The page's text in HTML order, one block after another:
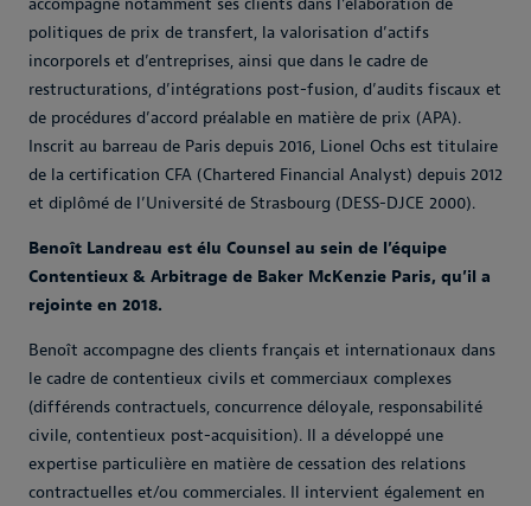
accompagne notamment ses clients dans l’élaboration de
politiques de prix de transfert, la valorisation d’actifs
incorporels et d’entreprises, ainsi que dans le cadre de
restructurations, d’intégrations post-fusion, d’audits fiscaux et
de procédures d’accord préalable en matière de prix (APA).
Inscrit au barreau de Paris depuis 2016, Lionel Ochs est titulaire
de la certification CFA (Chartered Financial Analyst) depuis 2012
et diplômé de l’Université de Strasbourg (DESS-DJCE 2000).
Benoît Landreau est élu Counsel au sein de l’équipe
Contentieux & Arbitrage de Baker McKenzie Paris, qu’il a
rejointe en 2018.
Benoît accompagne des clients français et internationaux dans
le cadre de contentieux civils et commerciaux complexes
(différends contractuels, concurrence déloyale, responsabilité
civile, contentieux post-acquisition). Il a développé une
expertise particulière en matière de cessation des relations
contractuelles et/ou commerciales. Il intervient également en